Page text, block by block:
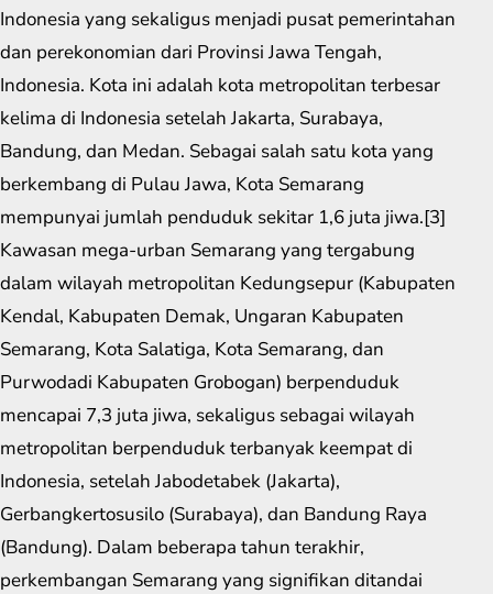
Indonesia yang sekaligus menjadi pusat pemerintahan
dan perekonomian dari Provinsi Jawa Tengah,
Indonesia. Kota ini adalah kota metropolitan terbesar
kelima di Indonesia setelah Jakarta, Surabaya,
Bandung, dan Medan. Sebagai salah satu kota yang
berkembang di Pulau Jawa, Kota Semarang
mempunyai jumlah penduduk sekitar 1,6 juta jiwa.[3]
Kawasan mega-urban Semarang yang tergabung
dalam wilayah metropolitan Kedungsepur (Kabupaten
Kendal, Kabupaten Demak, Ungaran Kabupaten
Semarang, Kota Salatiga, Kota Semarang, dan
Purwodadi Kabupaten Grobogan) berpenduduk
mencapai 7,3 juta jiwa, sekaligus sebagai wilayah
metropolitan berpenduduk terbanyak keempat di
Indonesia, setelah Jabodetabek (Jakarta),
Gerbangkertosusilo (Surabaya), dan Bandung Raya
(Bandung). Dalam beberapa tahun terakhir,
perkembangan Semarang yang signifikan ditandai